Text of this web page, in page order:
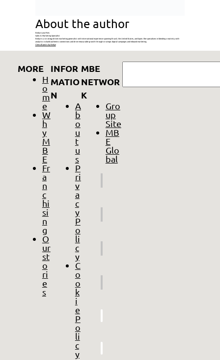
About the author
Evelyn Luna Reis
Sales & Marketing Specialist
Evelyn is a strategy-driven marketing generalist with international experience spanning Brazil, the United States, and Spain. She specializes in blending creativity with
analytics to build authentic connections and drive measurable growth through strategic digital campaigns and inbound marketing.
View all posts by Evelyn
MORE
H
o
m
e
W
h
y
M
B
E
Fr
a
n
c
hi
si
n
g
O
ur
st
o
ri
e
s
INFOR
MATIO
N
A
b
o
u
t
u
s
P
ri
v
a
c
y
P
o
li
c
y
C
o
o
k
i
e
P
o
li
c
y
MBE
NETWOR
K
Gro
up
Site
MB
E
Glo
bal